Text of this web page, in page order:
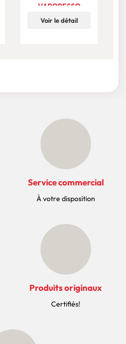
VAPORESSO
Voir le détail
Service commercial
À votre disposition
Produits originaux
Certifiés!